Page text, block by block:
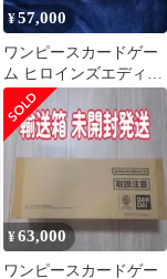
¥57,000
ワンピースカードゲー
ム ヒロインズエディシ
ョン スペシャルセット
新品未開封
¥63,000
ワンピースカードゲー